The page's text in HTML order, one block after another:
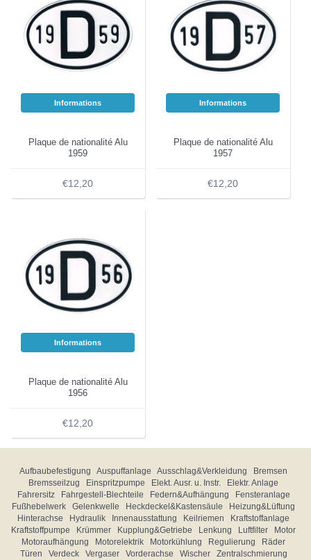
Informations
Plaque de nationalité Alu
1959
€12,20
Informations
Plaque de nationalité Alu
1957
€12,20
Informations
Plaque de nationalité Alu
1956
€12,20
Aufbaubefestigung Auspuffanlage Ausschlag&Verkleidung
Bremsen
Bremsseilzug
Einspritzpumpe Elekt. Ausr. u. Instr.
Elektr. Anlage
Fahrersitz
Fahrgestell-Blechteile Federn&Aufhängung
Fensteranlage
Fußhebelwerk
Gelenkwelle Heckdeckel&Kastensäule
Heizung&Lüftung
Hinterachse
Hydraulik Innenausstattung Keilriemen
Kraftstoffanlage
Kraftstoffpumpe
Krümmer Kupplung&Getriebe Lenkung Luftfilter
Motor
Motoraufhängung
Motorelektrik Motorkühlung Regulierung
Räder
Türen
Verdeck Vergaser Vorderachse Wischer
Zentralschmierung